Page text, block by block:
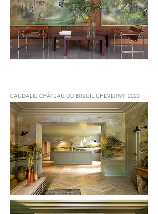
CAUDALIE CHÂTEAU DU BREUIL CHEVERNY 2020